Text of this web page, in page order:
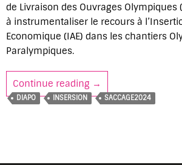
de Livraison des Ouvrages Olympiques
à instrumentaliser le recours à
Economique (IAE) dans les chantiers
Paralympiques.
Continue reading JO 2024 : La
→
DIAPO INSERSION SACCAGE2024